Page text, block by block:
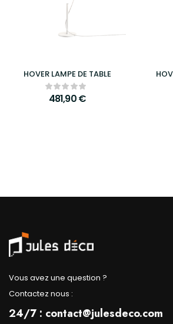
HOVER LAMPE DE TABLE
481,90€
Vous avez une question ?
Contactez nous :
24/7 : contact@julesdeco.com